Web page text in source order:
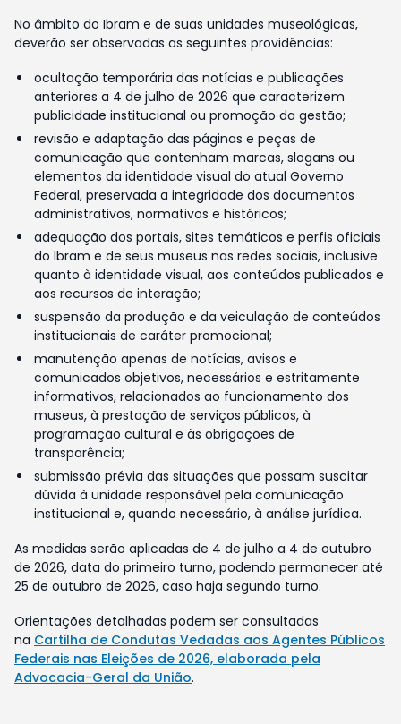
No âmbito do Ibram e de suas unidades museológicas,
deverão ser observadas as seguintes providências:
ocultação temporária das notícias e publicações
anteriores a 4 de julho de 2026 que caracterizem
publicidade institucional ou promoção da gestão;
revisão e adaptação das páginas e peças de
comunicação que contenham marcas, slogans ou
elementos da identidade visual do atual Governo
Federal, preservada a integridade dos documentos
administrativos, normativos e históricos;
adequação dos portais, sites temáticos e perfis oficiais
do Ibram e de seus museus nas redes sociais, inclusive
quanto à identidade visual, aos conteúdos publicados e
aos recursos de interação;
suspensão da produção e da veiculação de conteúdos
institucionais de caráter promocional;
manutenção apenas de notícias, avisos e
comunicados objetivos, necessários e estritamente
informativos, relacionados ao funcionamento dos
museus, à prestação de serviços públicos, à
programação cultural e às obrigações de
transparência;
submissão prévia das situações que possam suscitar
dúvida à unidade responsável pela comunicação
institucional e, quando necessário, à análise jurídica.
As medidas serão aplicadas de 4 de julho a 4 de outubro
de 2026, data do primeiro turno, podendo permanecer até
25 de outubro de 2026, caso haja segundo turno.
Orientações detalhadas podem ser consultadas
na Cartilha de Condutas Vedadas aos Agentes Públicos
Federais nas Eleições de 2026, elaborada pela
Advocacia-Geral da União.